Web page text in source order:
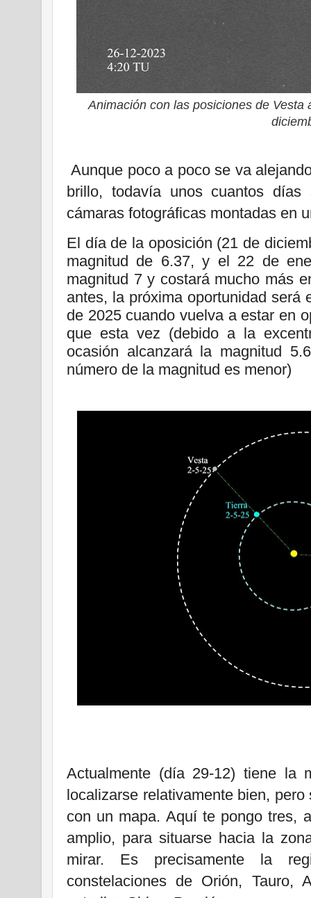
Animación con las posiciones de
Aunque poco a poco se va
brillo, todavía unos cuantos
cámaras fotográficas montadas en
El día de la oposición (21 de
magnitud de 6.37, y el 22 de
magnitud 7 y costará mucho más
antes, la próxima oportunidad será
de 2025 cuando vuelva a estar en
que esta vez (debido a la
ocasión alcanzará la magnitud
número de la magnitud es menor)
Actualmente (día 29-12) tiene la
localizarse relativamente bien,
con un mapa. Aquí te pongo tres,
amplio, para situarse hacia la
mirar. Es precisamente la
constelaciones de Orión, Tauro,